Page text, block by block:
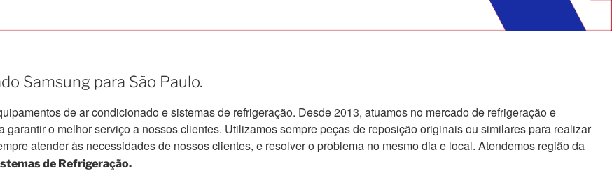
Samsung para São Paulo.
de ar condicionado e sistemas de refrigeração. Desde 2013, atuamos no mercado de refrigeração e
o melhor serviço a nossos clientes. Utilizamos sempre peças de reposição originais ou similares para realizar
atender às necessidades de nossos clientes, e resolver o problema no mesmo dia e local. Atendemos região da
de Refrigeração.